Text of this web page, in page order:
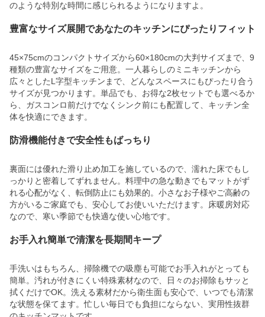
のような特別な時間に感じられるようになりますよ。
豊富なサイズ展開であなたのキッチンにぴったりフィット
45×75cmのコンパクトサイズから60×180cmの大判サイズまで、9
種類の豊富なサイズをご用意。一人暮らしのミニキッチンから
広々としたL字型キッチンまで、どんなスペースにもぴったり合う
サイズが見つかります。単品でも、お得な2枚セットでも選べるか
ら、ガスコンロ前だけでなくシンク前にも配置して、キッチン全
体を快適にできます。
防滑機能付きで安全性もばっちり
裏面には優れた滑り止め加工を施しているので、濡れた床でもし
っかりと密着してずれません。料理中の急な動きでもマットがず
れる心配がなく、転倒防止にも効果的。小さなお子様やご高齢の
方がいるご家庭でも、安心してお使いいただけます。床暖房対応
なので、寒い季節でも快適な使い心地です。
お手入れ簡単で清潔を長期間キープ
手洗いはもちろん、掃除機での吸塵も可能でお手入れがとっても
簡単。汚れが付きにくい特殊素材なので、日々のお掃除もサッと
拭くだけでOK。洗える素材だから衛生面も安心で、いつでも清潔
な状態を保てます。忙しい毎日でも負担にならない、実用性抜群